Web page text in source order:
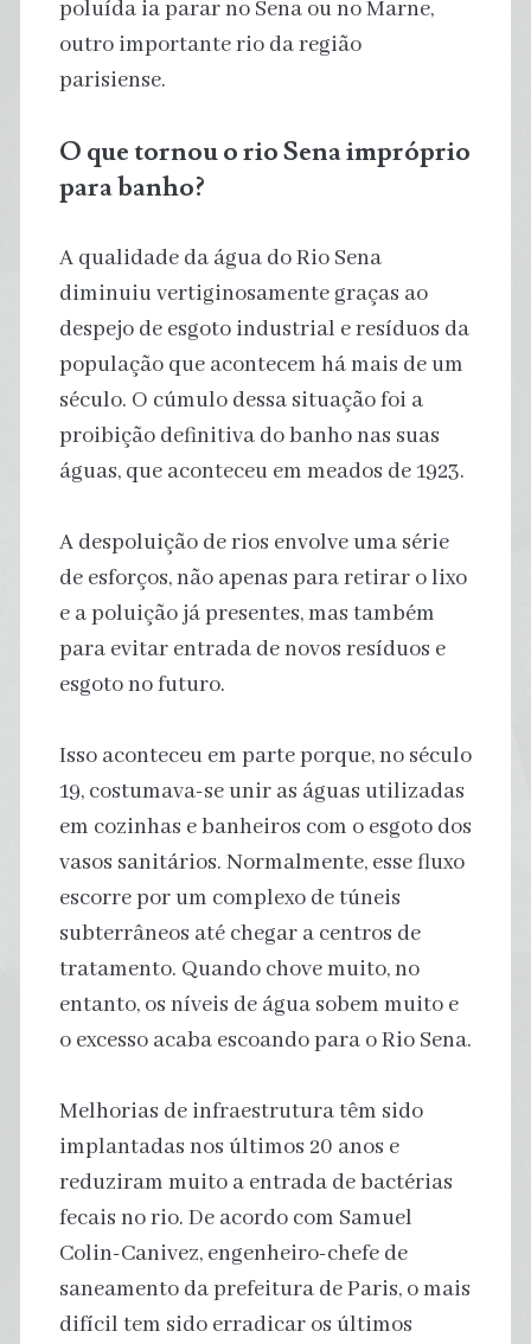
poluída ia parar no Sena ou no Marne,
outro importante rio da região
parisiense.
O que tornou o rio Sena impróprio
para banho?
A qualidade da água do Rio Sena
diminuiu vertiginosamente graças ao
despejo de esgoto industrial e resíduos da
população que acontecem há mais de um
século. O cúmulo dessa situação foi a
proibição definitiva do banho nas suas
águas, que aconteceu em meados de 1923.
A despoluição de rios envolve uma série
de esforços, não apenas para retirar o lixo
e a poluição já presentes, mas também
para evitar entrada de novos resíduos e
esgoto no futuro.
Isso aconteceu em parte porque, no século
19, costumava-se unir as águas utilizadas
em cozinhas e banheiros com o esgoto dos
vasos sanitários. Normalmente, esse fluxo
escorre por um complexo de túneis
subterrâneos até chegar a centros de
tratamento. Quando chove muito, no
entanto, os níveis de água sobem muito e
o excesso acaba escoando para o Rio Sena.
Melhorias de infraestrutura têm sido
implantadas nos últimos 20 anos e
reduziram muito a entrada de bactérias
fecais no rio. De acordo com Samuel
Colin-Canivez, engenheiro-chefe de
saneamento da prefeitura de Paris, o mais
difícil tem sido erradicar os últimos